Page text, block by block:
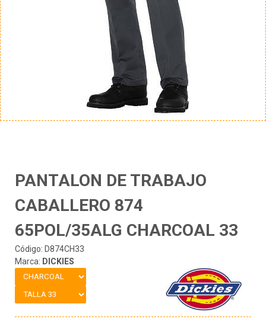
PANTALON DE TRABAJO
CABALLERO 874
65POL/35ALG CHARCOAL 33
Código: D874CH33
Marca: DICKIES